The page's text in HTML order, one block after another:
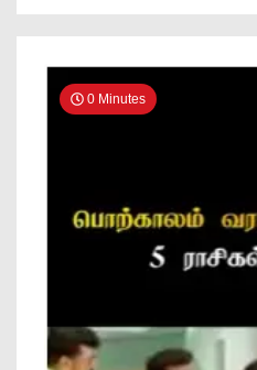
0 Minutes